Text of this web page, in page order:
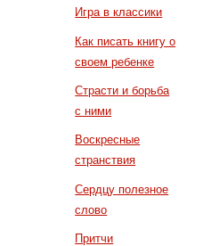
Игра в классики
Как писать книгу о
своем ребенке
Страсти и борьба
с ними
Воскресные
странствия
Сердцу полезное
слово
Притчи